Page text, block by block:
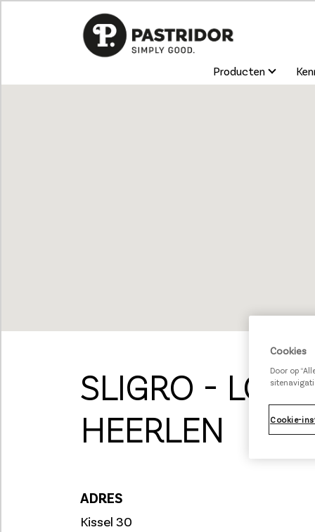
Producten
SLIGRO -
HEERLEN
ADRES
Kissel 30
Cookies
Door op
Cookie-